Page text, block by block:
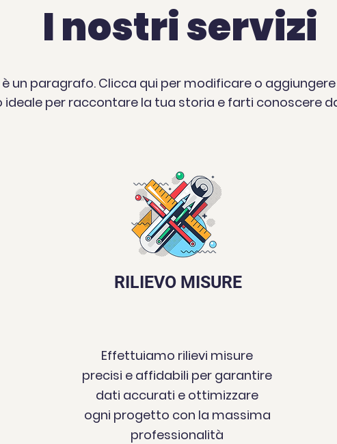
I nostri servizi
un paragrafo. Clicca qui per modificare o aggiungere
ideale per raccontare la tua storia e farti conoscere
RILIEVO MISURE
Effettuiamo rilievi misure
precisi e affidabili per garantire
dati accurati e ottimizzare
ogni progetto con la massima
professionalità